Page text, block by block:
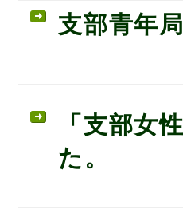
支部青年
「支部女
た。